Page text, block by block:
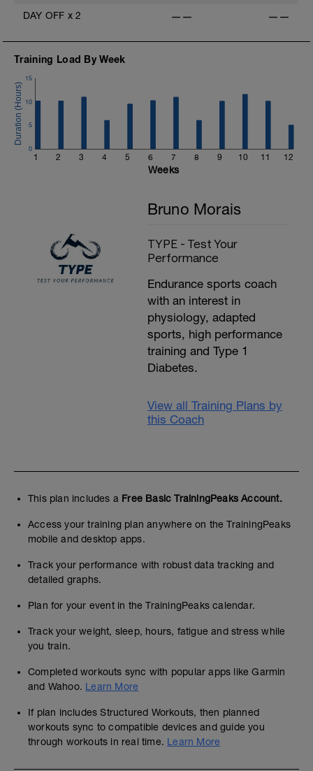
DAY OFF x 2 —— ——
Training Load By Week
1 2 3 4 5 6 7 8 9 10 11 12
0
5
10
15
Weeks
Bruno Morais
TYPE - Test Your
Performance
Endurance sports coach
with an interest in
physiology, adapted
sports, high performance
training and Type 1
Diabetes.
View all Training Plans by
this Coach
This plan includes a Free Basic TrainingPeaks Account.
Access your training plan anywhere on the TrainingPeaks
mobile and desktop apps.
Track your performance with robust data tracking and
detailed graphs.
Plan for your event in the TrainingPeaks calendar.
Track your weight, sleep, hours, fatigue and stress while
you train.
Completed workouts sync with popular apps like Garmin
and Wahoo. Learn More
If plan includes Structured Workouts, then planned
workouts sync to compatible devices and guide you
through workouts in real time. Learn More